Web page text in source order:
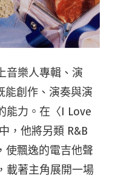
音樂人專輯、演
創作、演奏與演
能力。在〈I Love
，他將另類 R&B
使飄逸的電吉他聲
載著主角展開一場